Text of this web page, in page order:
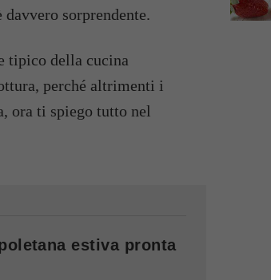
sorprendente.
tipico della cucina
perché altrimenti i
ora ti spiego tutto nel
estiva pronta